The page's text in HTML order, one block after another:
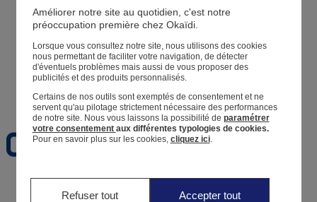
Magasin
Mes informations
Suivre une commande
Panier
Favoris
Naissance0-12 mois
Améliorer notre site au quotidien, c'est notre
préoccupation première chez Okaïdi.
Lorsque vous consultez notre site, nous utilisons des cookies
nous permettant de faciliter votre navigation, de détecter
d'éventuels problèmes mais aussi de vous proposer des
publicités et des produits personnalisés.
Certains de nos outils sont exemptés de consentement et ne
servent qu'au pilotage strictement nécessaire des performances
de notre site. Nous vous laissons la possibilité de paramétrer
votre consentement aux différentes typologies de cookies.
Pour en savoir plus sur les cookies, cliquez ici.
Refuser tout Accepter tout